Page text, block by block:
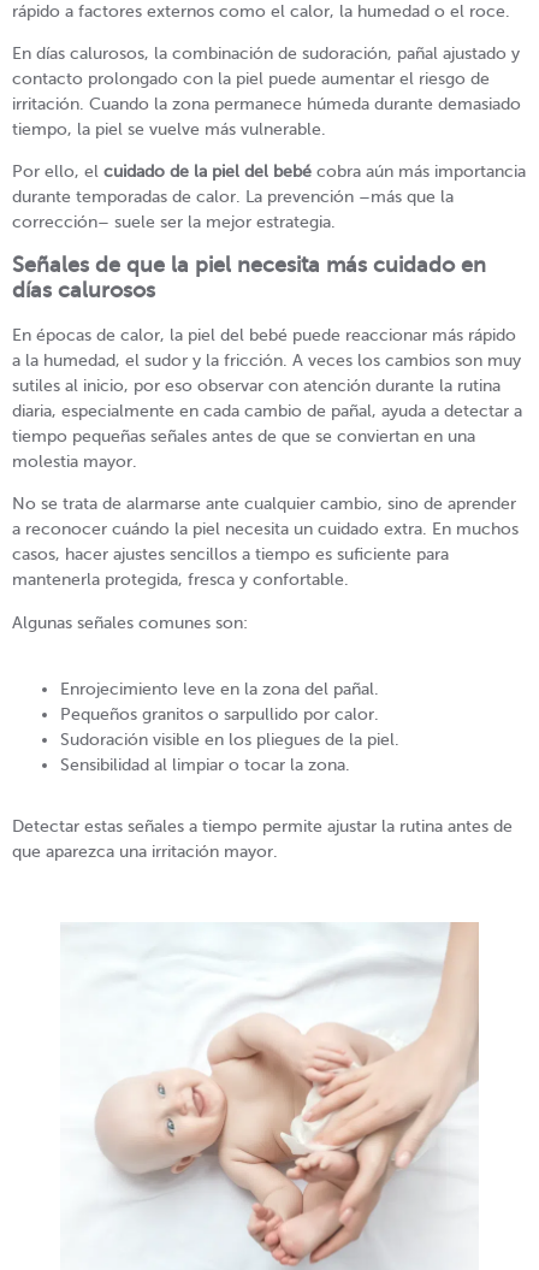
rápido a factores externos como el calor, la humedad o el roce.
En días calurosos, la combinación de sudoración, pañal ajustado y
contacto prolongado con la piel puede aumentar el riesgo de
irritación. Cuando la zona permanece húmeda durante demasiado
tiempo, la piel se vuelve más vulnerable.
Por ello, el cuidado de la piel del bebé cobra aún más importancia
durante temporadas de calor. La prevención –más que la
corrección– suele ser la mejor estrategia.
Señales de que la piel necesita más cuidado en
días calurosos
En épocas de calor, la piel del bebé puede reaccionar más rápido
a la humedad, el sudor y la fricción. A veces los cambios son muy
sutiles al inicio, por eso observar con atención durante la rutina
diaria, especialmente en cada cambio de pañal, ayuda a detectar a
tiempo pequeñas señales antes de que se conviertan en una
molestia mayor.
No se trata de alarmarse ante cualquier cambio, sino de aprender
a reconocer cuándo la piel necesita un cuidado extra. En muchos
casos, hacer ajustes sencillos a tiempo es suficiente para
mantenerla protegida, fresca y confortable.
Algunas señales comunes son:
Enrojecimiento leve en la zona del pañal.
Pequeños granitos o sarpullido por calor.
Sudoración visible en los pliegues de la piel.
Sensibilidad al limpiar o tocar la zona.
Detectar estas señales a tiempo permite ajustar la rutina antes de
que aparezca una irritación mayor.